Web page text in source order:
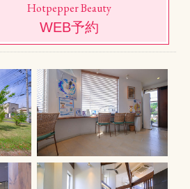
Hotpepper Beauty
WEB予約